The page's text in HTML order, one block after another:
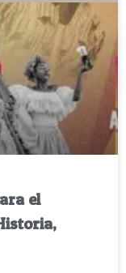
el